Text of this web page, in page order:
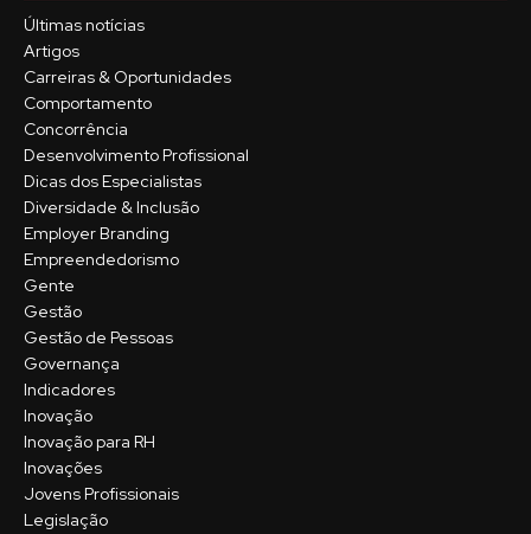
Últimas notícias
Artigos
Carreiras & Oportunidades
Comportamento
Concorrência
Desenvolvimento Profissional
Dicas dos Especialistas
Diversidade & Inclusão
Employer Branding
Empreendedorismo
Gente
Gestão
Gestão de Pessoas
Governança
Indicadores
Inovação
Inovação para RH
Inovações
Jovens Profissionais
Legislação